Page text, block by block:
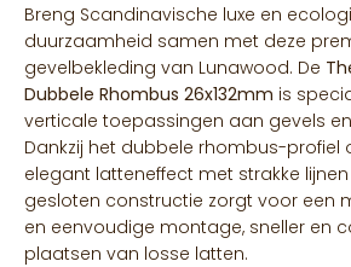
Breng Scandinavische luxe en
duurzaamheid samen met deze
gevelbekleding van Lunawood. De
Dubbele Rhombus 26x132mm is
verticale toepassingen aan gevels
Dankzij het dubbele rhombus-profiel
elegant latteneffect met strakke
gesloten constructie zorgt voor een
en eenvoudige montage, sneller en
plaatsen van losse latten.